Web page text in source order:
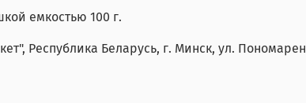
емкостью 100 г.
Республика Беларусь, г. Минск, ул.